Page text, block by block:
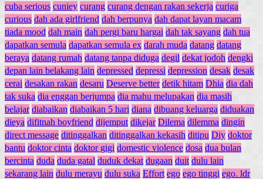
cuba serious cuniey curang curang dengan rakan sekerja curiga
curious dah ada girlfriend dah berpunya dah dapat layan macam
tiada mood dah main dah pergi baru hargai dah tak sayang dah tua
dapatkan semula dapatkan semula ex darah muda datang datang
beraya datang rumah datang tanpa diduga degil dekat jodoh dengki
depan lain belakang lain depressed depressi depression desak desak
cerai desakan rakan desaru Deserve better detik hitam Dhia dia dah
tak suka dia enggan berjumpa dia mahu melupakan dia masih
belajar diabaikan diabaikan 5 hari diana dibuang keluarga diduakan
dieya difitnah boyfriend dijemput dikejar Dilema dilemma dingin
direct message ditinggalkan ditinggalkan kekasih ditipu Diy doktor
bantu doktor cinta doktor gigi domestic violence dosa dua bulan
bercinta duda duda gatal duduk dekat dugaan duit dulu lain
sekarang lain dulu merayu dulu suka Effort ego ego tinggi ego. ldr